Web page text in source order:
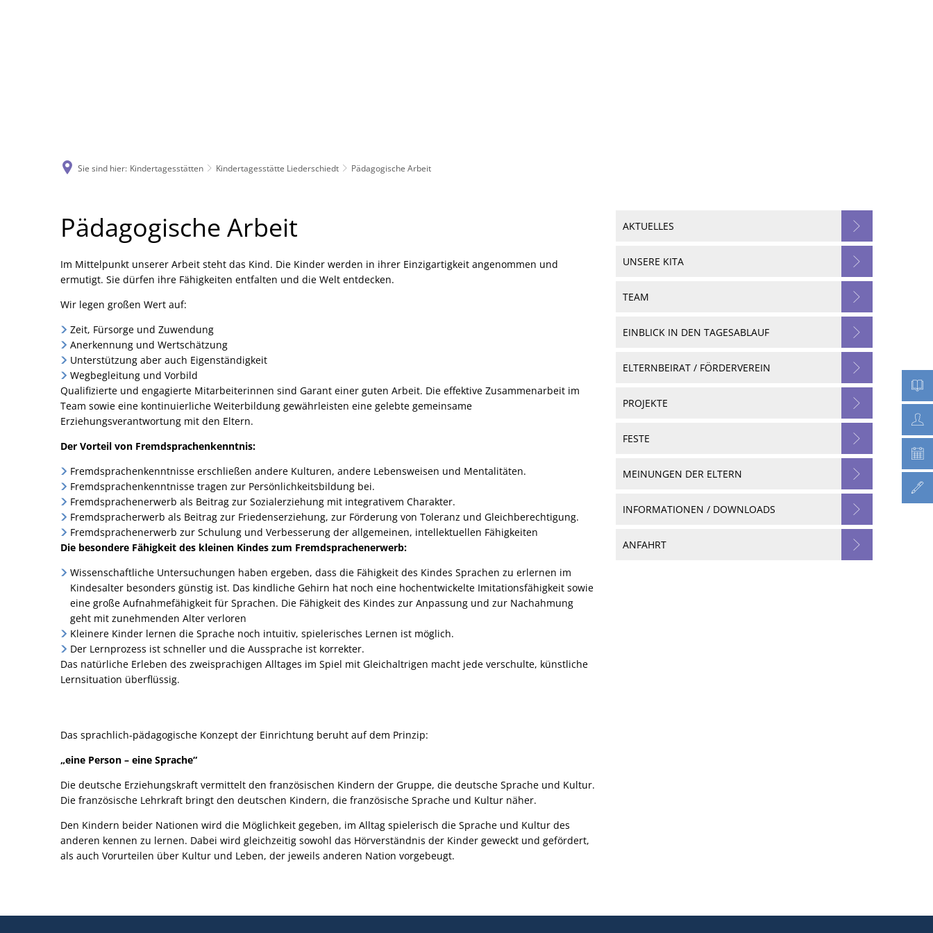
Sie sind hier: Kindertagesstätten Kindertagesstätte Liederschiedt Pädagogische Arbeit
Pädagogische
Arbeit
Pädagogische Arbeit
Im Mittelpunkt unserer Arbeit steht das Kind. Die Kinder werden in ihrer Einzigartigkeit angenommen und
ermutigt. Sie dürfen ihre Fähigkeiten entfalten und die Welt entdecken.
Wir legen großen Wert auf:
Zeit, Fürsorge und Zuwendung
Anerkennung und Wertschätzung
Unterstützung aber auch Eigenständigkeit
Wegbegleitung und Vorbild
Qualifizierte und engagierte Mitarbeiterinnen sind Garant einer guten Arbeit. Die effektive Zusammenarbeit im
Team sowie eine kontinuierliche Weiterbildung gewährleisten eine gelebte gemeinsame
Erziehungsverantwortung mit den Eltern.
Der Vorteil von Fremdsprachenkenntnis:
Fremdsprachenkenntnisse erschließen andere Kulturen, andere Lebensweisen und Mentalitäten.
Fremdsprachenkenntnisse tragen zur Persönlichkeitsbildung bei.
Fremdsprachenerwerb als Beitrag zur Sozialerziehung mit integrativem Charakter.
Fremdspracherwerb als Beitrag zur Friedenserziehung, zur Förderung von Toleranz und Gleichberechtigung.
Fremdsprachenerwerb zur Schulung und Verbesserung der allgemeinen, intellektuellen Fähigkeiten
Die besondere Fähigkeit des kleinen Kindes zum Fremdsprachenerwerb:
Wissenschaftliche Untersuchungen haben ergeben, dass die Fähigkeit des Kindes Sprachen zu erlernen im
Kindesalter besonders günstig ist. Das kindliche Gehirn hat noch eine hochentwickelte Imitationsfähigkeit sowie
eine große Aufnahmefähigkeit für Sprachen. Die Fähigkeit des Kindes zur Anpassung und zur Nachahmung
geht mit zunehmenden Alter verloren
Kleinere Kinder lernen die Sprache noch intuitiv, spielerisches Lernen ist möglich.
Der Lernprozess ist schneller und die Aussprache ist korrekter.
Das natürliche Erleben des zweisprachigen Alltages im Spiel mit Gleichaltrigen macht jede verschulte, künstliche
Lernsituation überflüssig.
Das sprachlich-pädagogische Konzept der Einrichtung beruht auf dem Prinzip:
„eine Person – eine Sprache“
Die deutsche Erziehungskraft vermittelt den französischen Kindern der Gruppe, die deutsche Sprache und Kultur.
Die französische Lehrkraft bringt den deutschen Kindern, die französische Sprache und Kultur näher.
Den Kindern beider Nationen wird die Möglichkeit gegeben, im Alltag spielerisch die Sprache und Kultur des
anderen kennen zu lernen. Dabei wird gleichzeitig sowohl das Hörverständnis der Kinder geweckt und gefördert,
als auch Vorurteilen über Kultur und Leben, der jeweils anderen Nation vorgebeugt.
AKTUELLES
UNSERE KITA
TEAM
EINBLICK IN DEN TAGESABLAUF
ELTERNBEIRAT / FÖRDERVEREIN
PROJEKTE
FESTE
MEINUNGEN DER ELTERN
INFORMATIONEN / DOWNLOADS
ANFAHRT